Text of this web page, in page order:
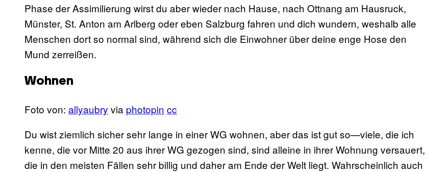
Phase der Assimilierung wirst du aber wieder nach Hause, nach Ottnang am Hausruck,
Münster, St. Anton am Arlberg oder eben Salzburg fahren und dich wundern, weshalb alle
Menschen dort so normal sind, während sich die Einwohner über deine enge Hose den
Mund zerreißen.
Wohnen
Foto von: allyaubry via photopin cc
Du wist ziemlich sicher sehr lange in einer WG wohnen, aber das ist gut so—viele, die ich
kenne, die vor Mitte 20 aus ihrer WG gezogen sind, sind alleine in ihrer Wohnung versauert,
die in den meisten Fällen sehr billig und daher am Ende der Welt liegt. Wahrscheinlich auch